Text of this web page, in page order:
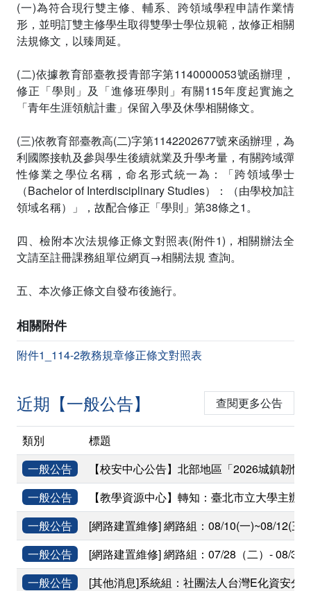
(一)為符合現行雙主修、輔系、跨領域學程申請作業情
形，並明訂雙主修學生取得雙學士學位規範，故修正相關
法規條文，以臻周延。
(二)依據教育部臺教授青部字第1140000053號函辦理，
修正「學則」及「進修班學則」有關115年度起實施之
「青年生涯領航計畫」保留入學及休學相關條文。
(三)依教育部臺教高(二)字第1142202677號來函辦理，為
利國際接軌及參與學生後續就業及升學考量，有關跨域彈
性修業之學位名稱，命名形式統一為：「跨領域學士
（Bachelor of Interdisciplinary Studies）：（由學校加註
領域名稱）」，故配合修正「學則」第38條之1。
四、檢附本次法規修正條文對照表(附件1)，相關辦法全
文請至註冊課務組單位網頁→相關法規 查詢。
五、本次修正條文自發布後施行。
相關附件
附件1_114-2教務規章修正條文對照表
近期【一般公告】 查閱更多公告
類別
標題
一般公告
【校安中心公告】北部地區「2026城鎮韌性
一般公告
【教學資源中心】轉知：臺北市立大學主辦
一般公告
[網路建置維修] 網路組：08/10(一)~08/12(
一般公告
[網路建置維修] 網路組：07/28（二）- 08/
一般公告
[其他消息]系統組：社團法人台灣E化資安分